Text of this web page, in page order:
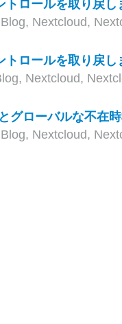
トロールを取り戻
Blog, Nextcloud,
トロールを取り戻
, Nextcloud,
グローバルな不
Blog, Nextcloud,